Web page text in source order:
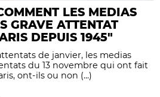
LES MEDIAS
GRAVE ATTENTAT
DEPUIS 1945"
de janvier, les medias
du 13 novembre qui ont fait
ont-ils ou non (...)